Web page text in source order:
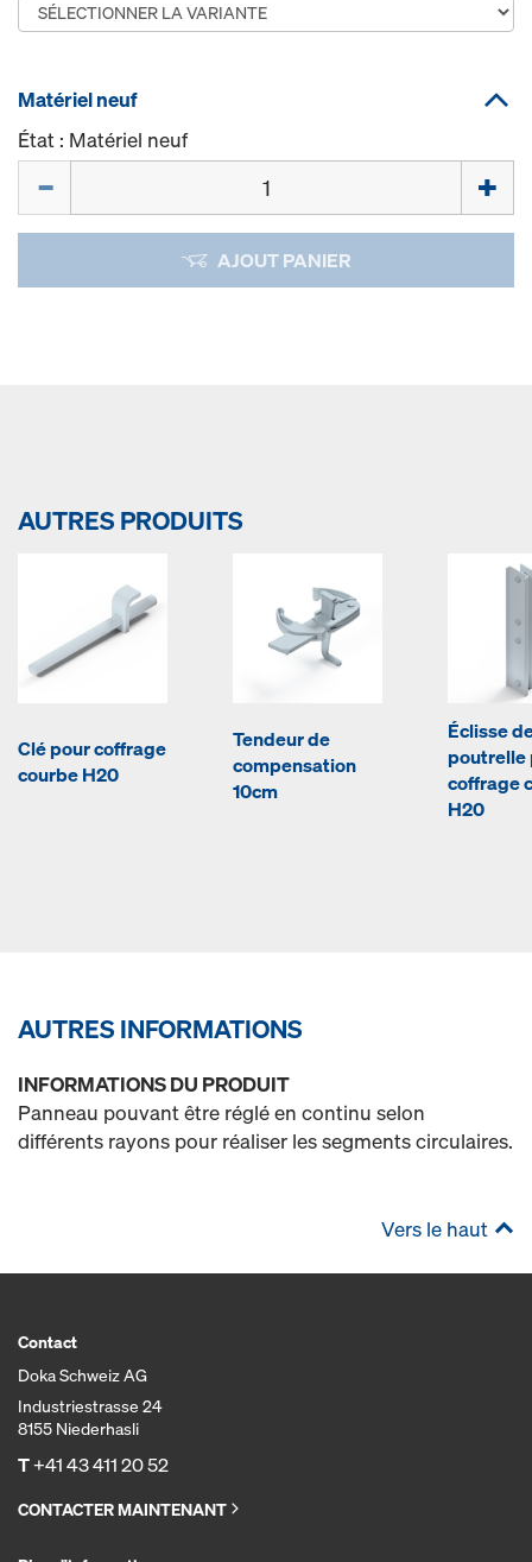
Matériel neuf
État : Matériel neuf
AJOUT PANIER
AUTRES PRODUITS
Clé pour coffrage
courbe H20
Tendeur de
compensation
10cm
Éclisse
poutrelle
coffrage
H20
AUTRES INFORMATIONS
INFORMATIONS DU PRODUIT
Panneau pouvant être réglé en continu selon
différents rayons pour réaliser les segments circulaires.
Vers le haut
Contact
Doka Schweiz AG
Industriestrasse 24
8155 Niederhasli
T+41 43 411 20 52
CONTACTER MAINTENANT